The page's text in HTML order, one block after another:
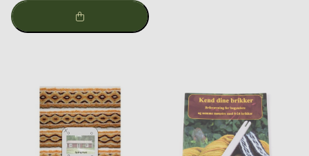
Om du är ny inom bandvävning, här är några tips för att
komma igång:
mönster för att lära dig tekniken innan du går vidare till
mer komplexa mönster.
Använd kvalitetsmaterial:
Bra garn och verktyg gör
arbetet lättare och resultaten bättre.